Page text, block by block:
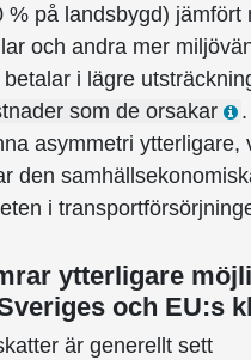
% på landsbygd) jämfört
och andra mer
i lägre
som de orsakar
asymmetri ytterligare,
den
i
ytterligare
och EU:s
är generellt sett